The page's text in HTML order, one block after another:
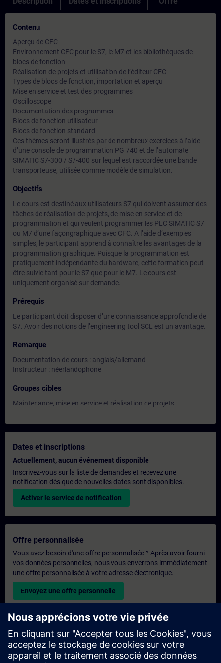
Contenu
Aperçu de CFC
Environnement CFC pour le S7, le M7 et les bibliothèques de
blocs de fonction
Réalisation de projets et utilisation de l’éditeur CFC
Types de blocs de fonction, importation et aperçu
Mise en service et test des programmes
Oscilloscope
Documentation des programmes
Blocs de fonction utilisateur
Blocs de fonction standard
Ces thèmes seront illustrés par de nombreux exercices à l’aide
d’une console de programmation PG 740 et de l’automate
SIMATIC S7-300 / S7-400 sur lequel est raccordée une bande
transporteuse, utilisée comme modèle de simulation.
Objectifs
Le cours est destiné aux utilisateurs S7 qui doivent assumer des
tâches de réalisation de projets, de mise en service et de
programmation et qui veulent programmer les PLC SIMATIC S7
ou M7 d’une façongraphique avec CFC. A l’aide d’exemples
simples, le participant apprend à connaître les avantages de la
programmation graphique. Puisque la programmation est
pratiquement indépendante du hardware, cette formation peut
être suivie tant pour le S7 que pour le M7. Le cours est
uniquement organisé sur demande.
Prérequis
Le participant doit disposer d’une connaissance approfondie de
S7. Avoir des notions de l’engineering tool SCL est un avantage.
Remarque
Documentation de cours : anglais/allemand
Instructeur : néerlandophone
Groupes cibles
Maintenance, mise en service et réalisation de projets.
Dates et inscriptions
Actuellement, aucun événement disponible
Inscrivez-vous sur la liste de demandes et recevez une
notification dès que de nouvelles dates sont disponibles.
Activer le service de notification
Offre personnalisée
Vous avez besoin d'une offre personnalisée ? Après avoir fourni
vos données personnelles, nous vous enverrons immédiatement
une offre personnalisée à votre adresse électronique.
Envoyez une offre personnelle
Demande de formation exclusive
Veuillez remplir le formulaire ci-dessous si vous souhaitez
obtenir un devis pour une formation exclusive, que ce soit sur